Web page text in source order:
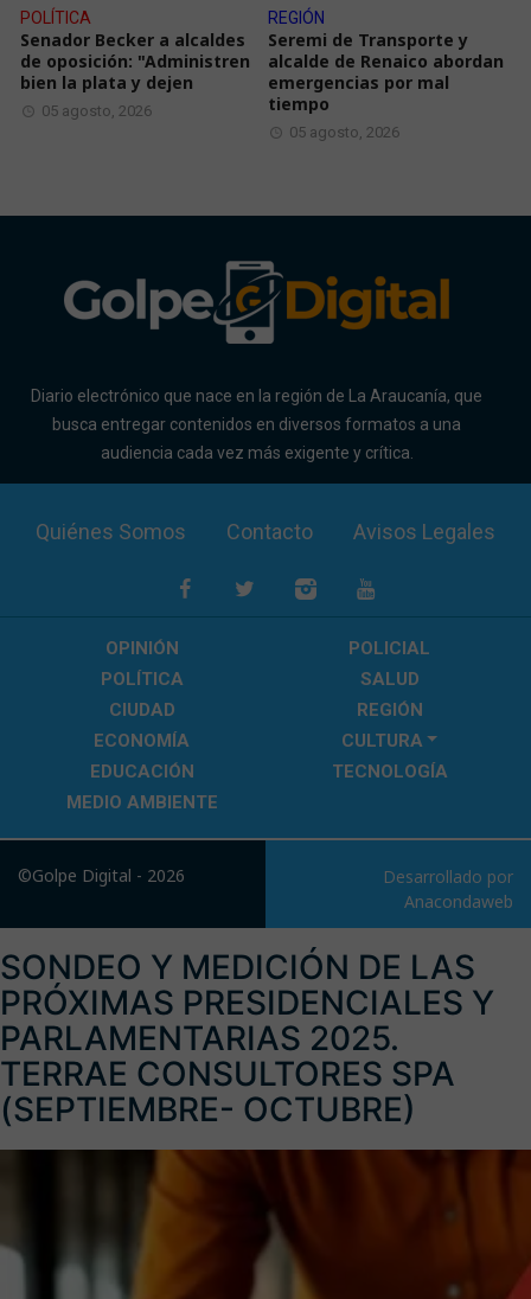
POLÍTICA
Senador Becker a alcaldes
de oposición: "Administren
bien la plata y dejen
05 agosto, 2026
REGIÓN
Seremi de Transporte y
alcalde de Renaico abordan
emergencias por mal
tiempo
05 agosto, 2026
Diario electrónico que nace en la región de La Araucanía, que
busca entregar contenidos en diversos formatos a una
audiencia cada vez más exigente y crítica.
Quiénes Somos Contacto Avisos Legales
OPINIÓN
POLICIAL
POLÍTICA
SALUD
CIUDAD
REGIÓN
ECONOMÍA
CULTURA
EDUCACIÓN
TECNOLOGÍA
MEDIO AMBIENTE
©Golpe Digital - 2026
Desarrollado por
Anacondaweb
SONDEO Y MEDICIÓN DE LAS
PRÓXIMAS PRESIDENCIALES Y
PARLAMENTARIAS 2025.
TERRAE CONSULTORES SPA
(SEPTIEMBRE- OCTUBRE)